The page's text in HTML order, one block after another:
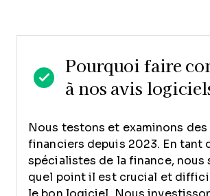
Pourquoi faire
à nos avis
Nous testons et examinons
financiers depuis 2023. En tant
spécialistes de la finance, nous
quel point il est crucial et
le bon logiciel.
Nous